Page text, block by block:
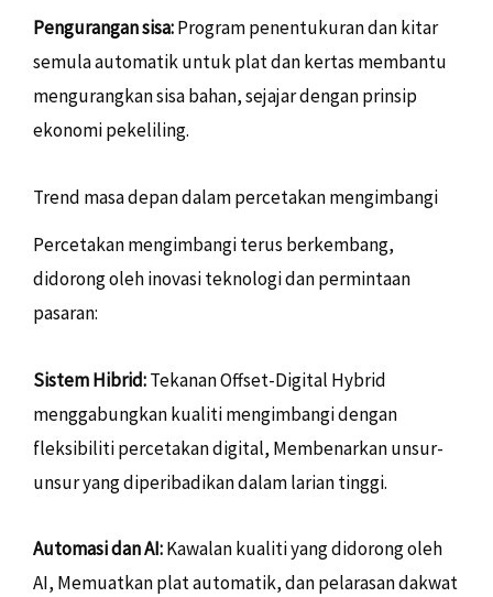
Pengurangan sisa:Program penentukuran dan kitar
semula automatik untuk plat dan kertas membantu
mengurangkan sisa bahan, sejajar dengan prinsip
ekonomi pekeliling.
Trend masa depan dalam percetakan mengimbangi
Percetakan mengimbangi terus berkembang,
didorong oleh inovasi teknologi dan permintaan
pasaran:
Sistem Hibrid:Tekanan Offset-Digital Hybrid
menggabungkan kualiti mengimbangi dengan
fleksibiliti percetakan digital, Membenarkan unsur-
unsur yang diperibadikan dalam larian tinggi.
Automasi dan AI:Kawalan kualiti yang didorong oleh
AI, Memuatkan plat automatik, dan pelarasan dakwat